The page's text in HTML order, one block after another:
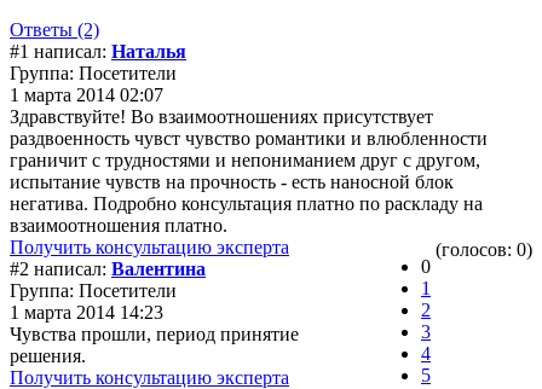
Ответы (2)
#1 написал: Наталья
Группа: Посетители
1 марта 2014 02:07
Здравствуйте! Во взаимоотношениях присутствует
раздвоенность чувст чувство романтики и влюбленности
граничит с трудностями и непониманием друг с другом,
испытание чувств на прочность - есть наносной блок
негатива. Подробно консультация платно по раскладу на
взаимоотношения платно.
Получить консультацию эксперта
0
1
2
3
4
5
(голосов: 0)
#2 написал: Валентина
Группа: Посетители
1 марта 2014 14:23
Чувства прошли, период принятие
решения.
Получить консультацию эксперта